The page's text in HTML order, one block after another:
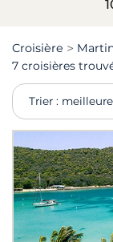
Croisière
7 croisières
Trier :